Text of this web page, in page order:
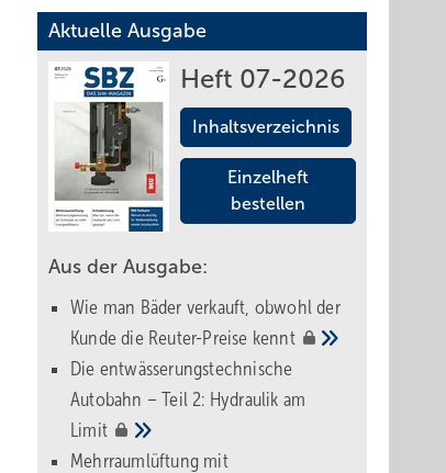
Aktuelle Ausgabe
Heft 07-2026
Inhaltsverzeichnis
Einzelheft
bestellen
Aus der Ausgabe:
Wie man Bäder verkauft, obwohl der
Kunde die Reuter-Preise kennt
Die entwässerungstechnische
Autobahn – Teil 2: Hydraulik am
Limit
Mehrraumlüftung mit